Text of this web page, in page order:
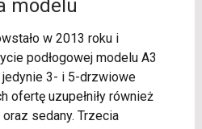
modelu
w 2013 roku i
podłogowej modelu A3
jedynie 3- i 5-drzwiowe
ofertę uzupełniły również
sedany. Trzecia